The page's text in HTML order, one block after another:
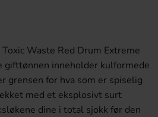
Waste Red Drum Extreme
gifttønnen inneholder kulformede
grensen for hva som er spiselig
med et eksplosivt surt
dine i total sjokk før den